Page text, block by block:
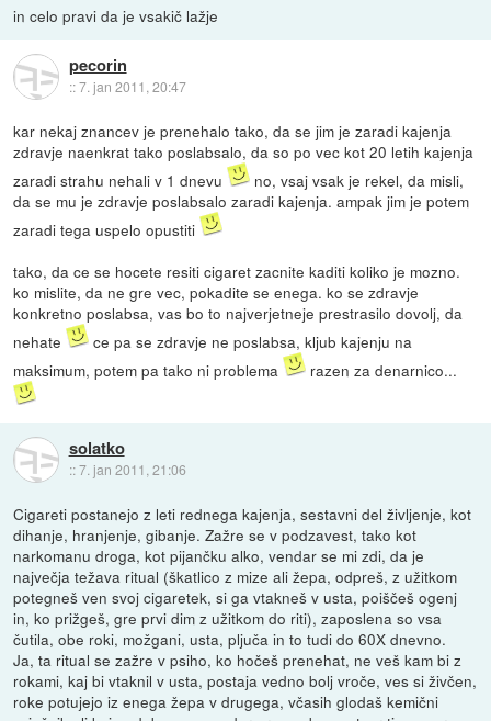
in celo pravi da je vsakič lažje
pecorin
::7. jan 2011, 20:47
kar nekaj znancev je prenehalo tako, da se jim je zaradi kajenja
zdravje naenkrat tako poslabsalo, da so po vec kot 20 letih kajenja
zaradi strahu nehali v 1 dnevu
no, vsaj vsak je rekel, da misli,
da se mu je zdravje poslabsalo zaradi kajenja. ampak jim je potem
zaradi tega uspelo opustiti
tako, da ce se hocete resiti cigaret zacnite kaditi koliko je mozno.
ko mislite, da ne gre vec, pokadite se enega. ko se zdravje
konkretno poslabsa, vas bo to najverjetneje prestrasilo dovolj, da
nehate
ce pa se zdravje ne poslabsa, kljub kajenju na
maksimum, potem pa tako ni problema
razen za denarnico...
solatko
::7. jan 2011, 21:06
Cigareti postanejo z leti rednega kajenja, sestavni del življenje, kot
dihanje, hranjenje, gibanje. Zažre se v podzavest, tako kot
narkomanu droga, kot pijančku alko, vendar se mi zdi, da je
največja težava ritual (škatlico z mize ali žepa, odpreš, z užitkom
potegneš ven svoj cigaretek, si ga vtakneš v usta, poiščeš ogenj
in, ko prižgeš, gre prvi dim z užitkom do riti), zaposlena so vsa
čutila, obe roki, možgani, usta, pljuča in to tudi do 60X dnevno.
Ja, ta ritual se zažre v psiho, ko hočeš prenehat, ne veš kam bi z
rokami, kaj bi vtaknil v usta, postaja vedno bolj vroče, ves si živčen,
roke potujejo iz enega žepa v drugega, včasih glodaš kemični